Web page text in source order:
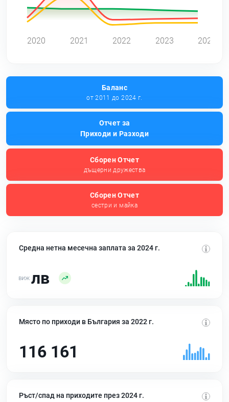
2020 2021 2022 2023 2024
Баланс
от 2011 до 2024 г.
Отчет за
Приходи и Разходи
Сборен Отчет
дъщерни дружества
Сборен Отчет
сестри и майка
Средна нетна месечна заплата за 2024 г.
лв
Място по приходи в България за 2022 г.
116 161
Ръст/спад на приходите през 2024 г.